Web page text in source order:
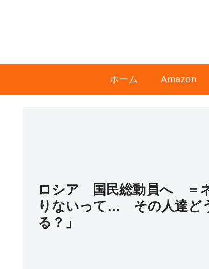
ホーム Amazon
ロシア 国民総動員へ ＝
りないって… その人達ど
る？」